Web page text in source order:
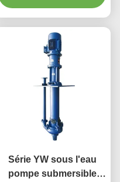
Série YW sous l'eau
pompe submersible